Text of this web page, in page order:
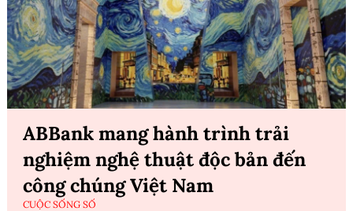
ABBank mang hành trình trải
nghiệm nghệ thuật độc bản đến
công chúng Việt Nam
CUỘC SỐNG SỐ